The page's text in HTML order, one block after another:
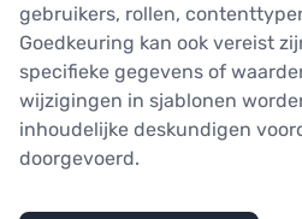
gebruikers, rollen,
Goedkeuring kan ook vereist
specifieke gegevens of
wijzigingen in sjablonen
inhoudelijke deskundigen
doorgevoerd.